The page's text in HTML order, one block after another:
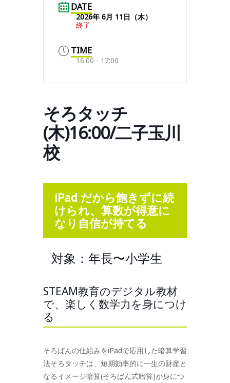
DATE
2026年 6月 11日（木）
終了
TIME
16:00 - 17:00
そろタッチ
(木)16:00/二子玉川
校
iPad だから飽きずに続
けられ、算数が得意に
なり自信が持てる
対象：年長〜小学生
STEAM教育のデジタル教材
で、楽しく数学力を身につけ
る
そろばんの仕組みをiPadで応用した暗算学習
法そろタッチは、短期効率的に一生の財産と
なるイメージ暗算(そろばん式暗算)が身につ